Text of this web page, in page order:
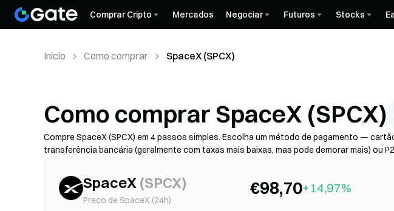
Comprar Cripto Mercados Negociar Futuros Stocks
Início Como comprar SpaceX (SPCX)
Como comprar SpaceX (SPCX)
Compre SpaceX (SPCX) em 4 passos simples. Escolha um método de pagamento —
transferência bancária (geralmente com taxas mais baixas, mas pode demorar mais) ou
com 2FA. A disponibilidade, os limites, as taxas e o tempo de processamento variam
SpaceX (SPCX)
Preço de SpaceX (24h)
€98,70+14,97%